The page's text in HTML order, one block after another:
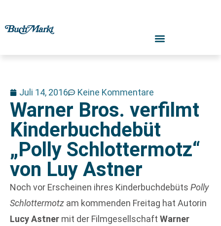
Juli 14, 2016 Keine Kommentare
Warner Bros. verfilmt
Kinderbuchdebüt
„Polly Schlottermotz“
von Luy Astner
Noch vor Erscheinen ihres Kinderbuchdebüts Polly
Schlottermotz am kommenden Freitag hat Autorin
Lucy Astner mit der Filmgesellschaft Warner